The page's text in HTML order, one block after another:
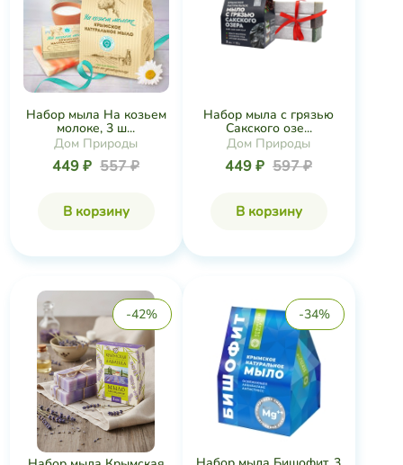
Набор мыла На козьем
молоке, 3 ш...
Дом Природы
449 ₽ 557 ₽
В корзину
Набор мыла с грязью
Сакского озе...
Дом Природы
449 ₽ 597 ₽
В корзину
-42% -34%